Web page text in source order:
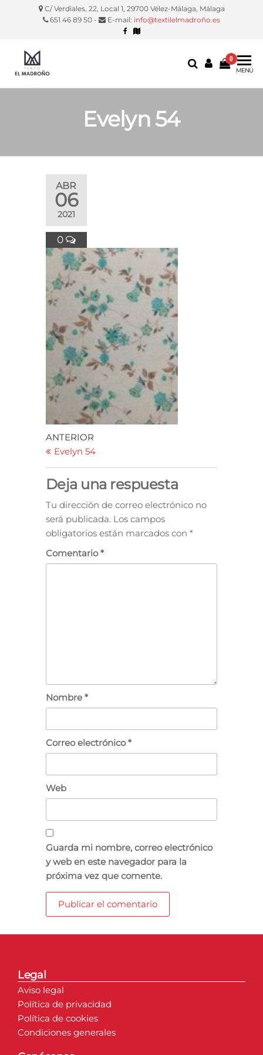
C/ Verdiales, 22, Local 1, 29700 Vélez-Málaga, Málaga
651 46 89 50 -
E-mail: info@textilelmadroño.es
Madroño
silla, etc.
0
MENÚ
Evelyn 54
ABR
06
2021
0
ANTERIOR
Evelyn 54
Deja una respuesta
Tu dirección de correo electrónico no
será publicada. Los campos
obligatorios están marcados con *
Comentario*
Nombre *
Correo electrónico*
Web
Guarda mi nombre, correo electrónico
y web en este navegador para la
próxima vez que comente.
Legal
Aviso legal
Política de privacidad
Política de cookies
Condiciones generales